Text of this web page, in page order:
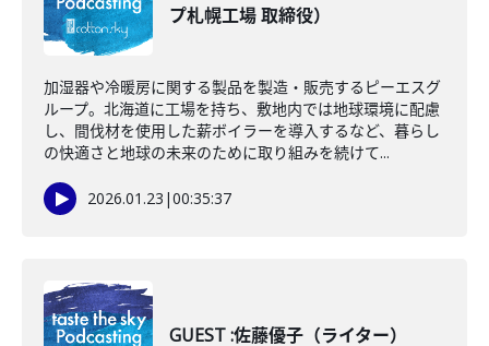
プ札幌工場 取締役）
加湿器や冷暖房に関する製品を製造・販売するピーエスグ
ループ。北海道に工場を持ち、敷地内では地球環境に配慮
し、間伐材を使用した薪ボイラーを導入するなど、暮らし
の快適さと地球の未来のために取り組みを続けて...
2026.01.23 |00:35:37
GUEST :佐藤優子（ライター）